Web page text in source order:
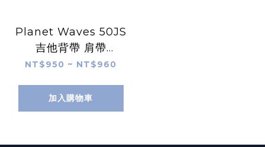
Planet Waves 50JS
吉他背帶 肩帶
Polyester
NT$950 ~ NT$960
加入購物車